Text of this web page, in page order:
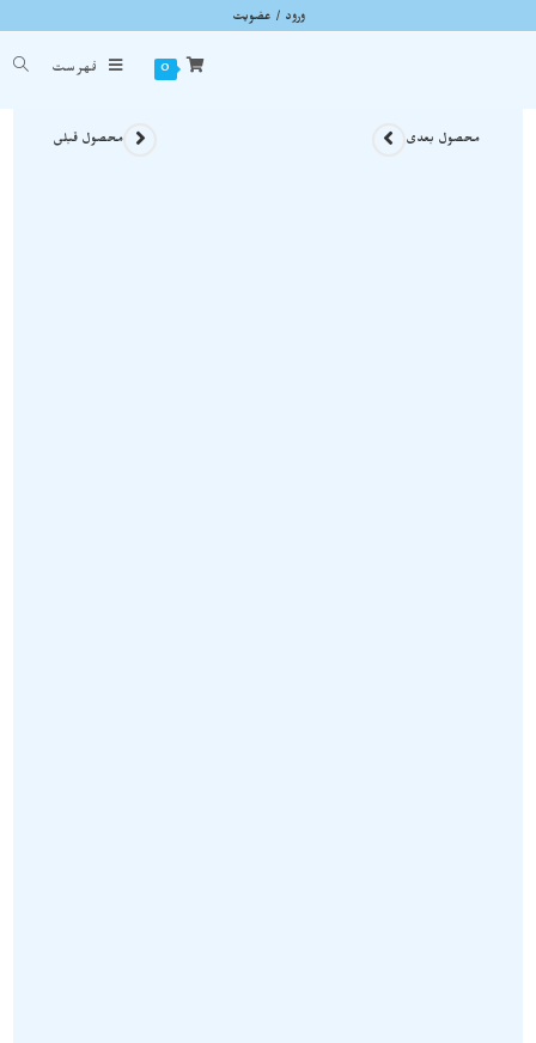
ورود / عضویت
0 فهرستگردنبند هلیوتراپ ( سنگ خون ) راف معدنی A161
محصول قبلی محصول بعدی